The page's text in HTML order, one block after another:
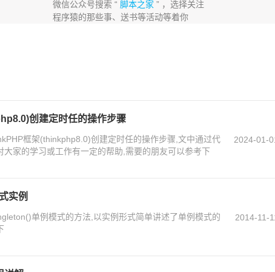
微信公众号搜索 “脚本之家 ” ，选择关注
程序猿的那些事、送书等活动等着你
创建定时任的操作步骤
框架(thinkphp8.0)创建定时任的操作步骤,文中通过代
家的学习或工作有一定的帮助,需要的朋友可以参考下
2024-01-
实例
单例模式的方法,以实例形式简单讲述了单例模式的
2014-11-